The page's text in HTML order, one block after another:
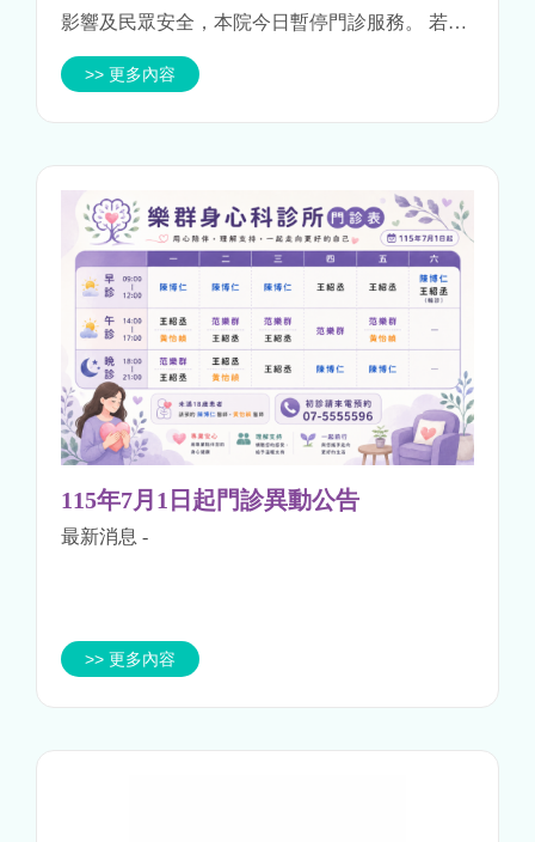
影響及民眾安全，本院今日暫停門診服務。 若天
候狀況改善，將視實際情形調整門診安排，並於
第一時間公告通知。 敬請留意本院最新公告，並
>> 更多內容
115年7月1日起門診異動公告
最新消息 -
>> 更多內容